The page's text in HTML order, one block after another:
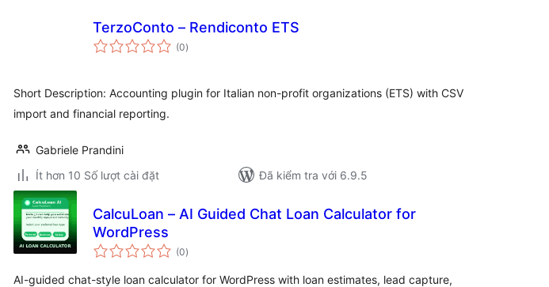
TerzoConto – Rendiconto ETS
(0tổng
đánh
)
Short Description: Accounting plugin for Italian non-profit organizations (ETS) with CSV
import and financial reporting.
Gabriele Prandini
Ít hơn 10 Số lượt cài đặt
Đã kiểm tra với 6.9.5
CalcuLoan – AI Guided Chat Loan Calculator for
WordPress
(0tổng
đánh
)
AI-guided chat-style loan calculator for WordPress with loan estimates, lead capture,